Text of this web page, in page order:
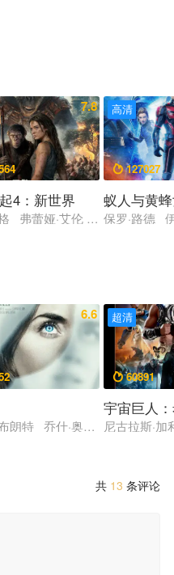
拉·贝塞特 丹娜·奎里拉 温斯
7.8
4：新世界
弗蕾娅·艾伦 凯文·杜兰 彼
高清
127027
蚁人与黄
保罗·路德
玛 马提亚斯·修奈尔 大卫·
6.6
朗特 乔什·奥康纳 科林·费
超清
60891
宇宙巨人
尼古拉斯·
共 13 条评论